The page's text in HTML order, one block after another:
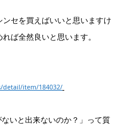
セを買えばいいと思いますけ
ば全然良いと思います。
detail/item/184032/
いと出来ないのか？」って質